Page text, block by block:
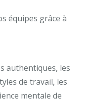
équipes grâce à
authentiques, les
de travail, les
mentale de